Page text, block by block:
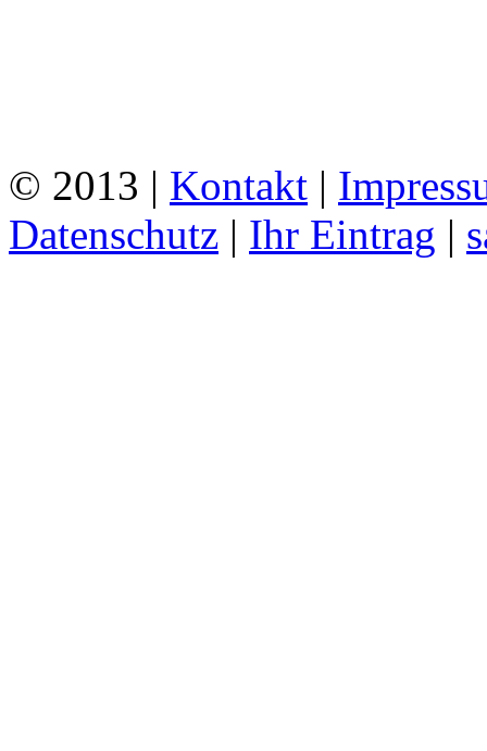
© 2013 | Kontakt |
Datenschutz | Ihr Eintrag |